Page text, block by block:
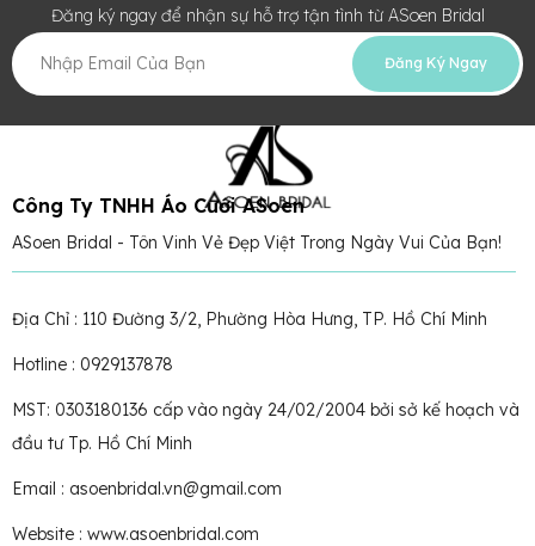
Đăng ký ngay để nhận sự hỗ trợ tận tình từ ASoen Bridal
Đăng Ký Ngay
Công Ty TNHH Áo Cưới ASoen
ASoen Bridal - Tôn Vinh Vẻ Đẹp Việt Trong Ngày Vui Của Bạn!
Địa Chỉ : 110 Đường 3/2, Phường Hòa Hưng, TP. Hồ Chí Minh
Hotline : 0929137878
MST: 0303180136 cấp vào ngày 24/02/2004 bởi sở kế hoạch và
đầu tư Tp. Hồ Chí Minh
Email : asoenbridal.vn@gmail.com
Website : www.asoenbridal.com